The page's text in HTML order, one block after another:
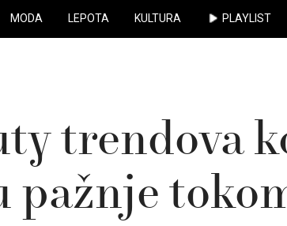
MODA LEPOTA KULTURA PLAYLIST
trendova
pažnje